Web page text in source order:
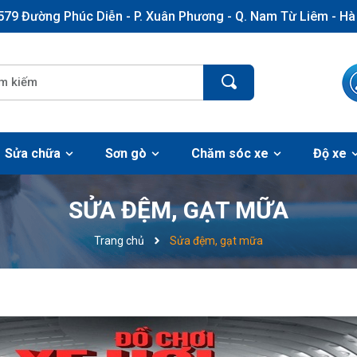
Đường Phúc Diễn - P. Xuân Phương - Q. Nam Từ Liêm -
Sửa chữa Sơn gò Chăm sóc xe Độ xe
SỬA ĐỆM, GẠT MỮA
Trang chủ Sửa đệm, gạt mữa